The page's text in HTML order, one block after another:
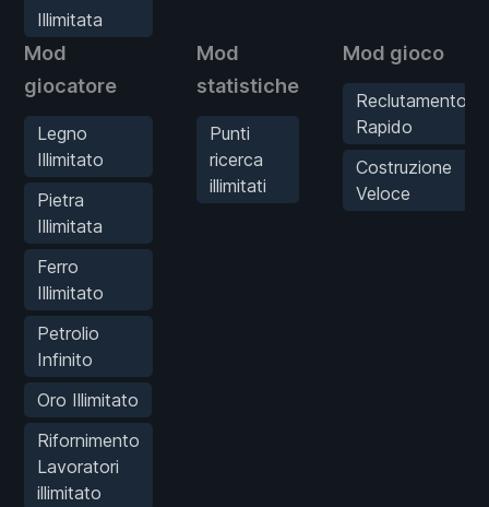
Illimitata
Mod
giocatore
Legno
Illimitato
Pietra
Illimitata
Ferro
Illimitato
Petrolio
Infinito
Oro Illimitato
Rifornimento
Lavoratori
illimitato
Mod
statistiche
Punti
ricerca
illimitati
Mod gioco
Reclutamento
Rapido
Costruzione
Veloce